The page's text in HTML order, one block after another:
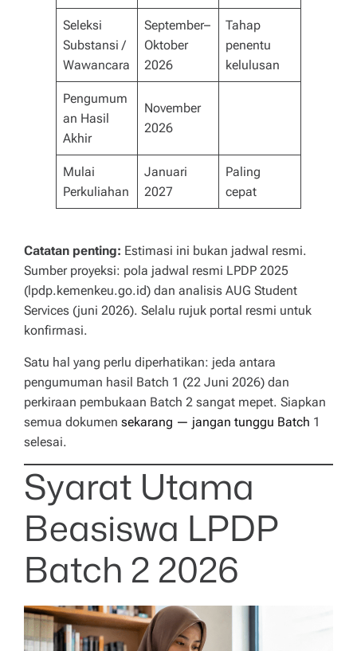
Seleksi
Substansi /
Wawancara
September–
Oktober
2026
Tahap
penentu
kelulusan
Pengumum
an Hasil
Akhir
November
2026
Mulai
Perkuliahan
Januari
2027
Paling
cepat
Catatan penting: Estimasi ini bukan jadwal resmi.
Sumber proyeksi: pola jadwal resmi LPDP 2025
(lpdp.kemenkeu.go.id) dan analisis AUG Student
Services (juni 2026). Selalu rujuk portal resmi untuk
konfirmasi.
Satu hal yang perlu diperhatikan: jeda antara
pengumuman hasil Batch 1 (22 Juni 2026) dan
perkiraan pembukaan Batch 2 sangat mepet. Siapkan
semua dokumen sekarang — jangan tunggu Batch 1
selesai.
Syarat Utama
Beasiswa LPDP
Batch 2 2026